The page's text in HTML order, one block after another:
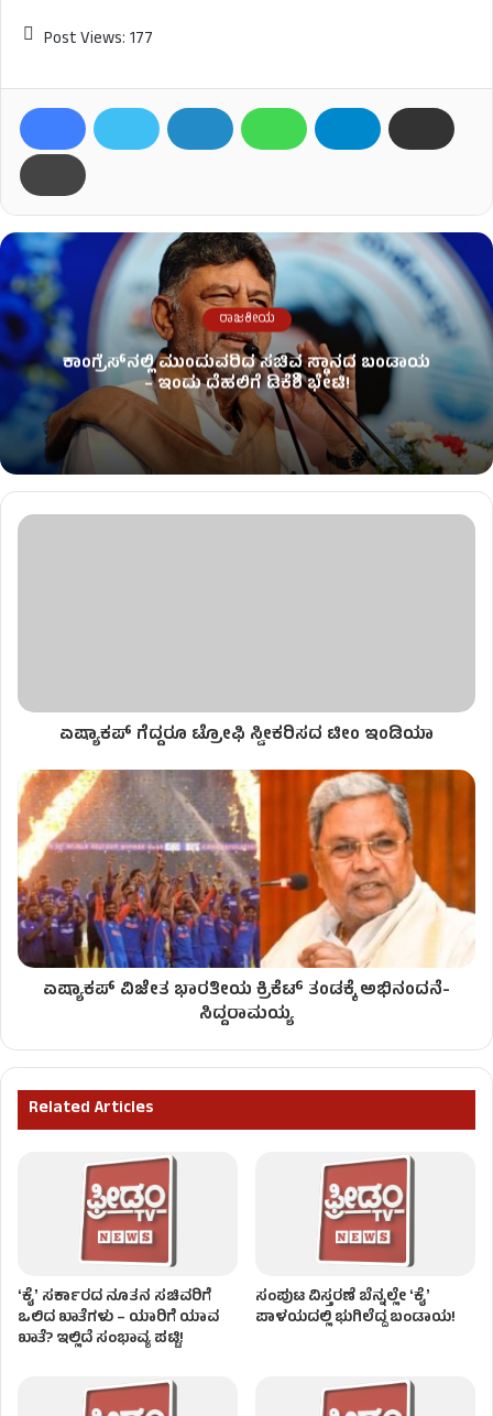
Post Views: 177
ರಾಜಕೀಯ
ಕಾಂಗ್ರೆಸ್​ನಲ್ಲಿ ಮುಂದುವರಿದ ಸಚಿವ ಸ್ಥಾನದ ಬಂಡಾಯ
– ಇಂದು ದೆಹಲಿಗೆ ಡಿಕೆಶಿ ಭೇಟಿ!
ಏಷ್ಯಾಕಪ್​​​​​ ಗೆದ್ದರೂ ಟ್ರೋಫಿ ಸ್ವೀಕರಿಸದ ಟೀಂ ಇಂಡಿಯಾ
ಏಷ್ಯಾಕಪ್ ವಿಜೇತ ಭಾರತೀಯ ಕ್ರಿಕೆಟ್ ತಂಡಕ್ಕೆ ಅಭಿನಂದನೆ-
ಸಿದ್ದರಾಮಯ್ಯ
Related Articles
ʻಕೈʼ ಸರ್ಕಾರದ ನೂತನ ಸಚಿವರಿಗೆ
ಒಲಿದ ಖಾತೆಗಳು – ಯಾರಿಗೆ ಯಾವ
ಖಾತೆ? ಇಲ್ಲಿದೆ ಸಂಭಾವ್ಯ ಪಟ್ಟಿ!
ಸಂಪುಟ ವಿಸ್ತರಣೆ ಬೆನ್ನಲ್ಲೇ ʻಕೈʼ
ಪಾಳಯದಲ್ಲಿ ಭುಗಿಲೆದ್ದ ಬಂಡಾಯ!